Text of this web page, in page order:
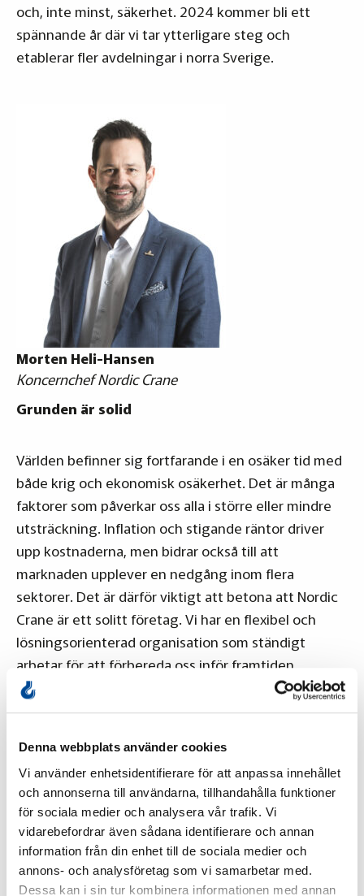
Denna webbplats använder cookies
Vi använder enhetsidentifierare för att anpassa innehållet
och annonserna till användarna, tillhandahålla funktioner
för sociala medier och analysera vår trafik. Vi
vidarebefordrar även sådana identifierare och annan
information från din enhet till de sociala medier och
annons- och analysföretag som vi samarbetar med.
Dessa kan i sin tur kombinera informationen med annan
och, inte minst, säkerhet. 2024 kommer bli ett
spännande år där vi tar ytterligare steg och
etablerar fler avdelningar i norra Sverige.
Morten Heli-Hansen
Koncernchef Nordic Crane
Grunden är solid
Världen befinner sig fortfarande i en osäker tid med
både krig och ekonomisk osäkerhet. Det är många
faktorer som påverkar oss alla i större eller mindre
utsträckning. Inflation och stigande räntor driver
upp kostnaderna, men bidrar också till att
marknaden upplever en nedgång inom flera
sektorer. Det är därför viktigt att betona att Nordic
Crane är ett solitt företag. Vi har en flexibel och
lösningsorienterad organisation som ständigt
arbetar för att förbereda oss inför framtiden.
Vi har otroligt många kompetenta medarbetare
som dygnet runt jobbar hårt för att lösa våra
Crane ska ha de bästa medarbetarna som har rätt
nyckelkunskap för att kunna uppfylla våra kunders
behov, både idag och imorgon. Tillsammans har vi
bit för bit etablerat en unik företagskultur som
skapar sammanhållning och goda arenor för